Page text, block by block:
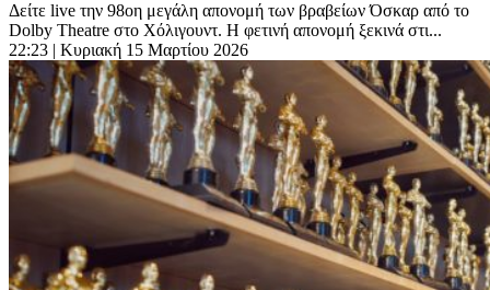
Δείτε live την 98οη μεγάλη απονομή των βραβείων Όσκαρ από το
Dolby Theatre στο Χόλιγουντ. Η φετινή απονομή ξεκινά στι...
22:23 | Κυριακή 15 Μαρτίου 2026